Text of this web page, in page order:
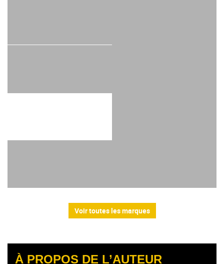
Voir toutes les marques
À PROPOS DE L’AUTEUR